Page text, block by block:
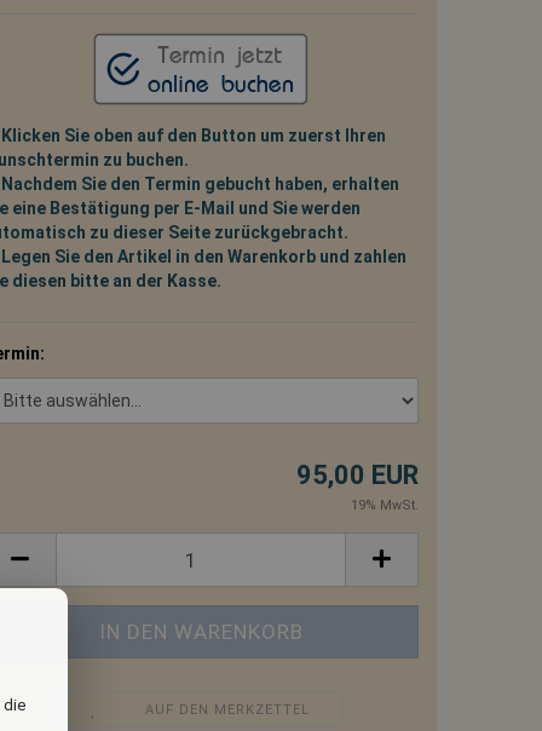
die
und gleichzeitig zu
etwas ändert.Albert
Sie oben auf den Button um zuerst Ihren
zu buchen.
Sie den Termin gebucht haben, erhalten
eine Bestätigung per E-Mail und Sie werden
zu dieser Seite zurückgebracht.
Sie den Artikel in den Warenkorb und zahlen
diesen bitte an der Kasse.
95,00 EUR
19% MwSt.
AUF DEN MERKZETTEL